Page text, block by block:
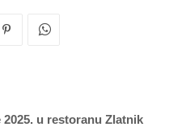
u restoranu Zlatnik